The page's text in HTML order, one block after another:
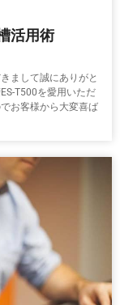
活用術
まして誠にありがと
T500を愛用いただ
お客様から大変喜ば